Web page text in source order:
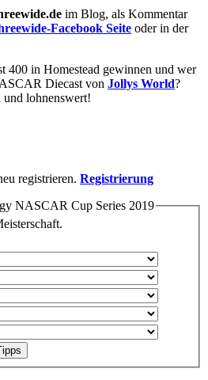
im Blog, als Kommentar
Facebook Seite oder in der
400 in Homestead gewinnen und wer
Diecast von Jollys World?
lohnenswert!
registrieren. Registrierung
NASCAR Cup Series 2019